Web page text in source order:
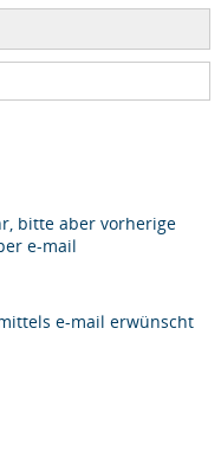
bitte aber vorherige
e-mail
e-mail erwünscht